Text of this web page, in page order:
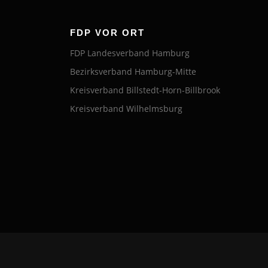
FDP VOR ORT
FDP Landesverband Hamburg
Bezirksverband Hamburg-Mitte
Kreisverband Billstedt-Horn-Billbrook
Kreisverband Wilhelmsburg